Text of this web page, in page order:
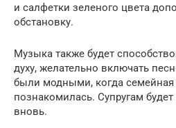
и салфетки зеленого цвета
обстановку.
Музыка также будет
духу, желательно включать
были модными, когда семейная
познакомилась. Супругам
вновь.